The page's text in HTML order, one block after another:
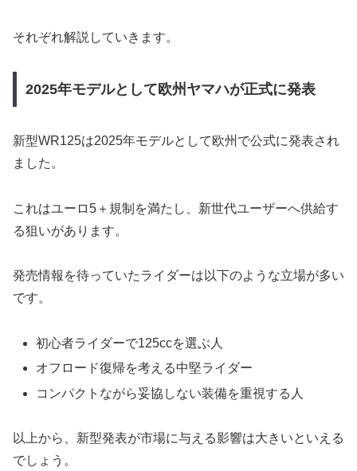
それぞれ解説していきます。
2025年モデルとして欧州ヤマハが正式に発表
新型WR125は2025年モデルとして欧州で公式に発表され
ました。
これはユーロ5＋規制を満たし、新世代ユーザーへ供給す
る狙いがあります。
発売情報を待っていたライダーは以下のような立場が多い
です。
初心者ライダーで125ccを選ぶ人
オフロード復帰を考える中堅ライダー
コンパクトながら妥協しない装備を重視する人
以上から、新型発表が市場に与える影響は大きいといえる
でしょう。